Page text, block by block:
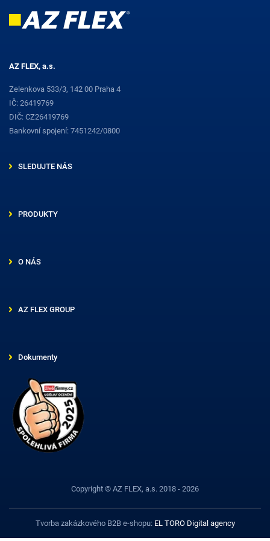
AZ FLEX, a.s.
Zelenkova 533/3, 142 00 Praha 4
IČ: 26419769
DIČ: CZ26419769
Bankovní spojení: 7451242/0800
SLEDUJTE NÁS
PRODUKTY
O NÁS
AZ FLEX GROUP
Dokumenty
Copyright © AZ FLEX, a.s. 2018 - 2026
Tvorba zakázkového B2B e-shopu: EL TORO Digital agency